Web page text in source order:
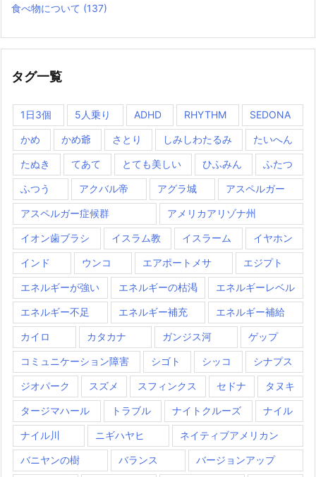
食べ物について (137)
タグ一覧
1日3個 5人乗り ADHD RHYTHM SEDONA
かめ かめ爺 さとり しみしわたるみ たいへん
たぬき てあて とても美しい ひふみん ふたつ
ふつう アクバル帝 アグラ城 アスペルガー
アスペルガー症候群 アメリカアリゾナ州
イオン歯ブラシ イスラム教 イスラーム イヤホン
インド ウンコ エアポートメサ エジプト
エネルギーが強い エネルギーの枯渇 エネルギーレベル
エネルギー不足 エネルギー補充 エネルギー補給
カイロ カタカナ ガンジス河 ゲップ
コミュニケーション障害 シゴト シッコ シナプス
ジオパーク スズメ スフィンクス セドナ タヌキ
タージマハール トラブル ナイトクルーズ ナイル
ナイル川 ニギハヤヒ ネイティブアメリカン
バニヤンの樹 バランス バージョンアップ